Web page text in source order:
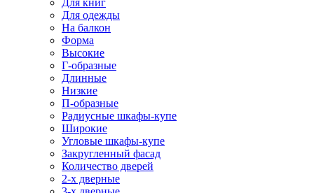
Для книг
Для одежды
На балкон
Форма
Высокие
Г-образные
Длинные
Низкие
П-образные
Радиусные шкафы-купе
Широкие
Угловые шкафы-купе
Закругленный фасад
Количество дверей
2-х дверные